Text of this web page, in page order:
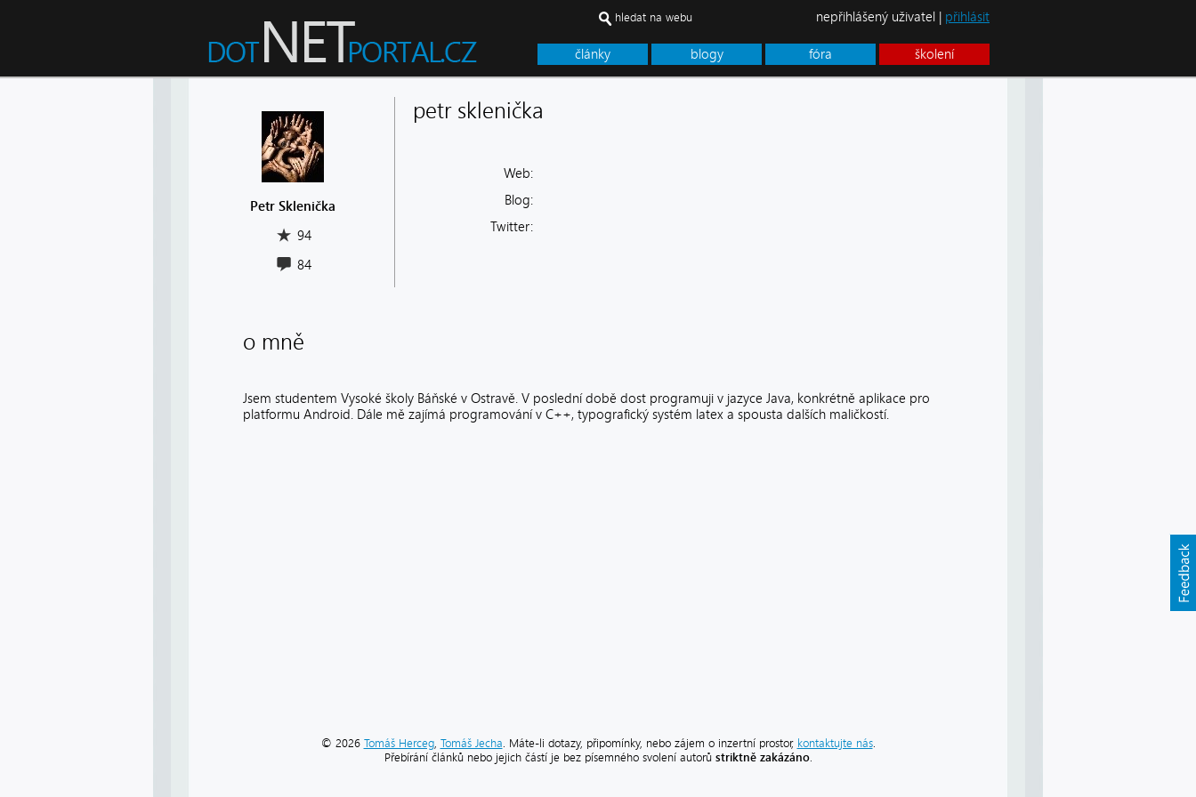
články blogy fóra školení
hledat na webu nepřihlášený uživatel | přihlásit
Petr Sklenička
94
84
petr sklenička
Web:
Blog:
Twitter:
o mně
Jsem studentem Vysoké školy Báňské v Ostravě. V poslední době dost programuji v jazyce Java, konkrétně aplikace pro
platformu Android. Dále mě zajímá programování v C++, typografický systém latex a spousta dalších maličkostí.
© 2026 Tomáš Herceg, Tomáš Jecha. Máte-li dotazy, připomínky, nebo zájem o inzertní prostor, kontaktujte nás.
Přebírání článků nebo jejich částí je bez písemného svolení autorů striktně zakázáno.